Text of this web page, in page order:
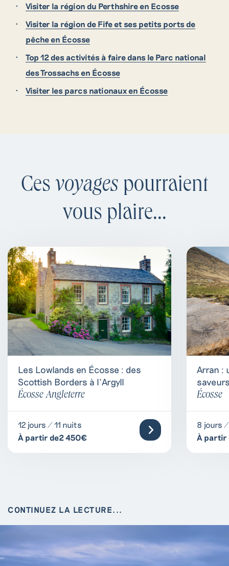
Visiter la région du Perthshire en Ecosse
Visiter la région de Fife et ses petits ports de
pêche en Écosse
Top 12 des activités à faire dans le Parc national
des Trossachs en Écosse
Visiter les parcs nationaux en Écosse
Ces voyages pourraient
vous plaire...
Les Lowlands en Écosse : des
Scottish Borders à l’Argyll
Écosse Angleterre
12 jours / 11 nuits
À partir de2 450€
Arran :
Écosse
8 jours
À partir
CONTINUEZ LA LECTURE...